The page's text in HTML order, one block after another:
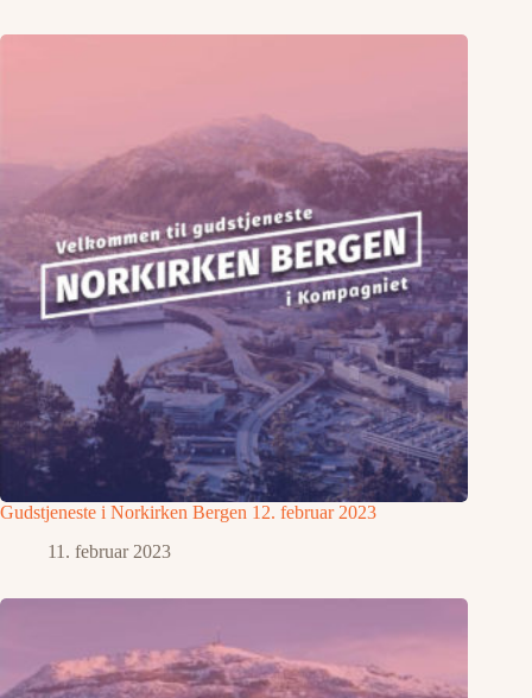
Gudstjeneste i Norkirken Bergen 12. februar 2023
11. februar 2023